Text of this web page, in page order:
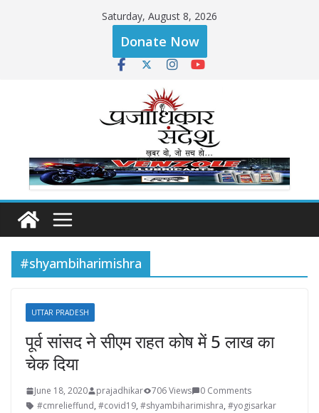
Saturday, August 8, 2026
Donate Now
#shyambiharimishra
UTTAR PRADESH
पूर्व सांसद ने सीएम राहत कोष में 5 लाख का
चेक दिया
June 18, 2020 prajadhikar 706 Views
0 Comments
#cmrelieffund, #covid19, #shyambiharimishra, #yogisarkar